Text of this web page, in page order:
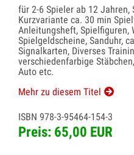
für 2-6 Spieler ab 12 Jahren,
Kurzvariante ca. 30 min
Anleitungsheft, Spielfiguren,
Spielgeldscheine, Sanduhr,
Signalkarten, Diverses
verschiedenfarbige
Auto etc.
Mehr zu diesem Titel
ISBN 978-3-95464-154-3
Preis: 65,00 EUR